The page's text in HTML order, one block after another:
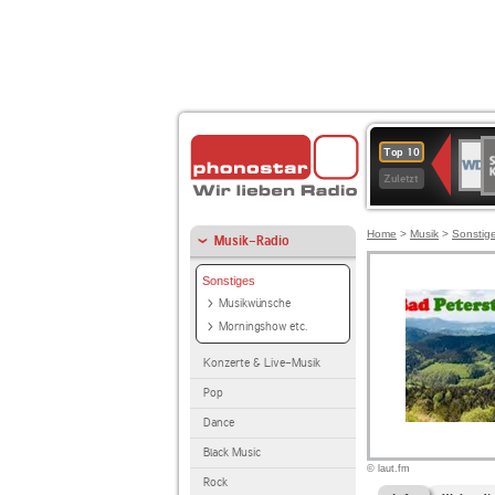
Top 10
Zuletzt
2
Musik-Radio
Sonstiges
Musikwünsche
Morningshow etc.
Konzerte & Live-Musik
Pop
Dance
Black Music
Rock
Home > Musik >
© laut.fm